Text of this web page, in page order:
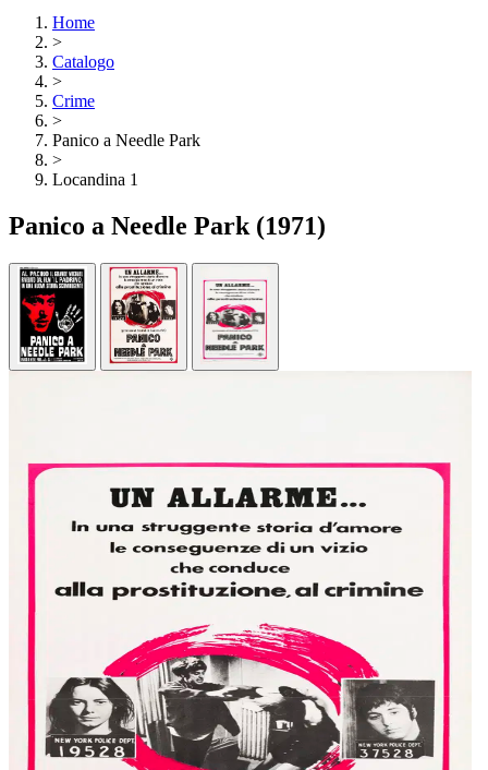
Home
>
Catalogo
>
Crime
>
Panico a Needle Park
>
Locandina 1
Panico a Needle Park (1971)